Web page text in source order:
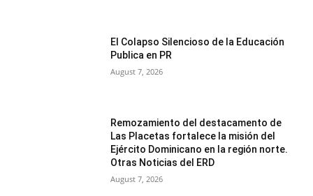
El Colapso Silencioso de la Educación
Publica en PR
August 7, 2026
Remozamiento del destacamento de
Las Placetas fortalece la misión del
Ejército Dominicano en la región norte.
Otras Noticias del ERD
August 7, 2026